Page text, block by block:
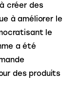
créer des
à améliorer le
le
a été
des produits